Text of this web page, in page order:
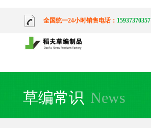
全国统一24小时销售电话： 15937370357
草编常识 News